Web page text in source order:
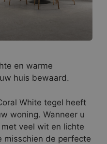
en warme
huis bewaard.
White tegel heeft
woning. Wanneer u
veel wit en lichte
misschien de perfecte